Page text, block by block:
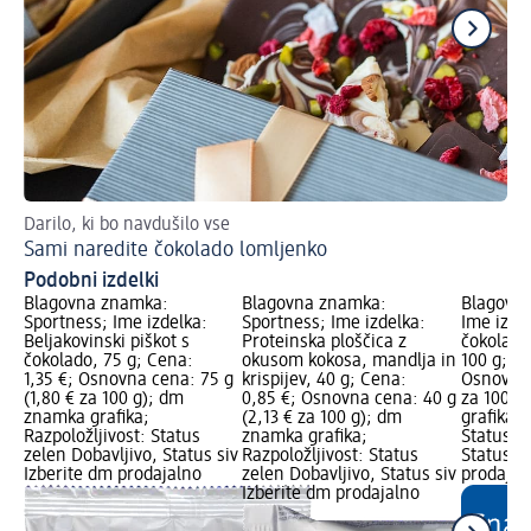
Darilo, ki bo navdušilo vse
Sami naredite čokolado lomljenko
Podobni izdelki
Blagovna znamka:
Sportness; Ime izdelka:
Beljakovinski piškot s
čokolado, 75 g; Cena:
1,35 €; Osnovna cena: 75 g
(1,80 € za 100 g); dm
znamka grafika;
Razpoložljivost: Status
zelen Dobavljivo, Status siv
Izberite dm prodajalno
Blagovna znamka:
Sportness; Ime izdelka:
Proteinska ploščica z
okusom kokosa, mandlja in
krispijev, 40 g; Cena:
0,85 €; Osnovna cena: 40 g
(2,13 € za 100 g); dm
znamka grafika;
Razpoložljivost: Status
zelen Dobavljivo, Status siv
Izberite dm prodajalno
Ime
100 g;
za 100
grafika;
Status
Status